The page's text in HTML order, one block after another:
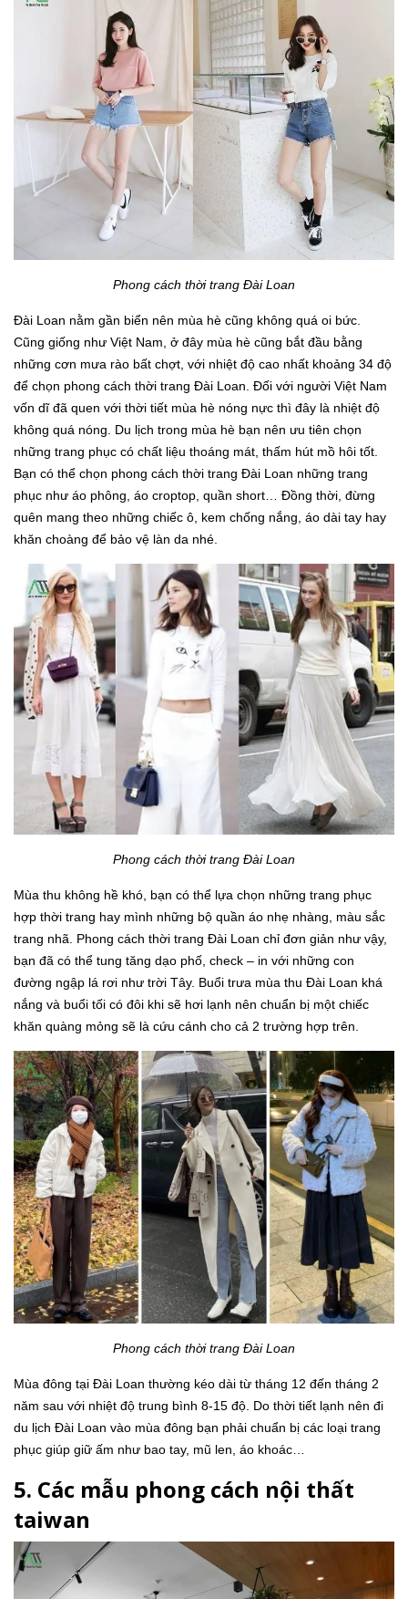
Phong cách thời trang Đài Loan
Đài Loan nằm gần biển nên mùa hè cũng không quá oi bức.
Cũng giống như Việt Nam, ở đây mùa hè cũng bắt đầu bằng
những cơn mưa rào bất chợt, với nhiệt độ cao nhất khoảng 34 độ
để chọn phong cách thời trang Đài Loan. Đối với người Việt Nam
vốn dĩ đã quen với thời tiết mùa hè nóng nực thì đây là nhiệt độ
không quá nóng. Du lịch trong mùa hè bạn nên ưu tiên chọn
những trang phục có chất liệu thoáng mát, thấm hút mồ hôi tốt.
Bạn có thể chọn phong cách thời trang Đài Loan những trang
phục như áo phông, áo croptop, quần short… Đồng thời, đừng
quên mang theo những chiếc ô, kem chống nắng, áo dài tay hay
khăn choàng để bảo vệ làn da nhé.
Phong cách thời trang Đài Loan
Mùa thu không hề khó, bạn có thể lựa chọn những trang phục
hợp thời trang hay mình những bộ quần áo nhẹ nhàng, màu sắc
trang nhã. Phong cách thời trang Đài Loan chỉ đơn giản như vậy,
bạn đã có thể tung tăng dạo phố, check – in với những con
đường ngập lá rơi như trời Tây. Buổi trưa mùa thu Đài Loan khá
nắng và buổi tối có đôi khi sẽ hơi lạnh nên chuẩn bị một chiếc
khăn quàng mỏng sẽ là cứu cánh cho cả 2 trường hợp trên.
Phong cách thời trang Đài Loan
Mùa đông tại Đài Loan thường kéo dài từ tháng 12 đến tháng 2
năm sau với nhiệt độ trung bình 8-15 độ. Do thời tiết lạnh nên đi
du lịch Đài Loan vào mùa đông bạn phải chuẩn bị các loại trang
phục giúp giữ ấm như bao tay, mũ len, áo khoác…
5. Các mẫu phong cách nội thất
taiwan